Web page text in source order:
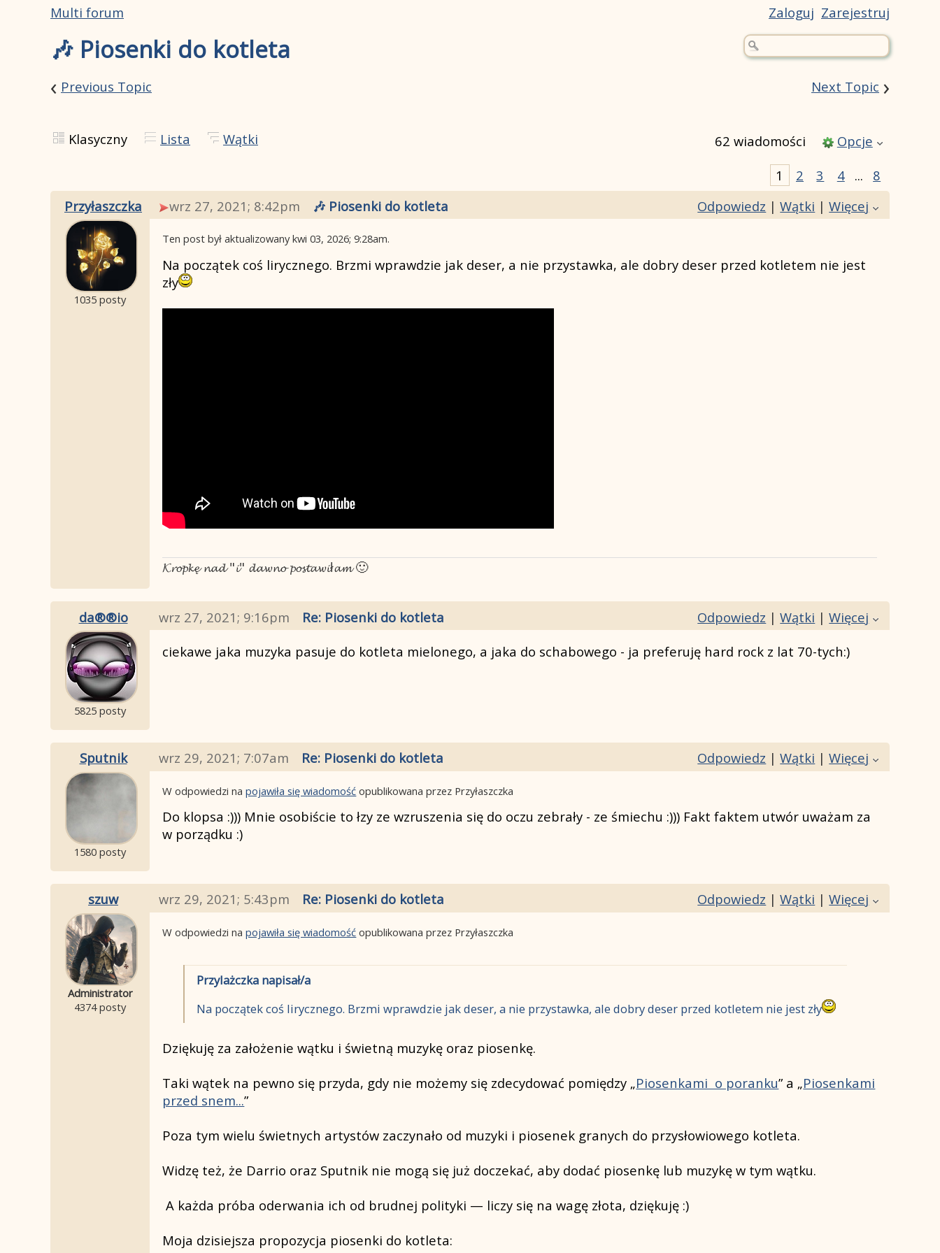
Multi forum Zaloguj Zarejestruj
🎶 Piosenki do kotleta
‹ Previous Topic Next Topic ›
Klasyczny Lista Wątki 62 wiadomości
Opcje
1
2 3 4 ...
8
Przyłaszczka
Odpowiedz |Wątki |Więcej
wrz 27, 2021; 8:42pm 🎶 Piosenki do kotleta
1035 posty
Ten post był aktualizowanykwi 03, 2026; 9:28am.
Na początek coś lirycznego. Brzmi wprawdzie jak deser, a nie przystawka, ale dobry deser przed kotletem nie jest
zły
𝓚𝓻𝓸𝓹𝓴𝓮̨ 𝓷𝓪𝓭 "𝓲" 𝓭𝓪𝔀𝓷𝓸 𝓹𝓸𝓼𝓽𝓪𝔀𝓲ł𝓪𝓶 🙂
da®®io Odpowiedz |Wątki |Więcej
wrz 27, 2021; 9:16pm Re: Piosenki do kotleta
5825 posty
ciekawe jaka muzyka pasuje do kotleta mielonego, a jaka do schabowego - ja preferuję hard rock z lat 70-tych:)
Sputnik Odpowiedz |Wątki |Więcej
wrz 29, 2021; 7:07am Re: Piosenki do kotleta
1580 posty
W odpowiedzi napojawiła się wiadomość opublikowana przez Przyłaszczka
Do klopsa :))) Mnie osobiście to łzy ze wzruszenia się do oczu zebrały - ze śmiechu :))) Fakt faktem utwór uważam za
w porządku :)
szuw Odpowiedz |Wątki |Więcej
wrz 29, 2021; 5:43pm Re: Piosenki do kotleta
Administrator
4374 posty
W odpowiedzi napojawiła się wiadomość opublikowana przez Przyłaszczka
Przylażczka napisał/a
Na początek coś lirycznego. Brzmi wprawdzie jak deser, a nie przystawka, ale dobry deser przed kotletem nie jest zły
Dziękuję za założenie wątku i świetną muzykę oraz piosenkę.
Taki wątek na pewno się przyda, gdy nie możemy się zdecydować pomiędzy „Piosenkami o poranku” a „Piosenkami
przed snem...”
Poza tym wielu świetnych artystów zaczynało od muzyki i piosenek granych do przysłowiowego kotleta.
Widzę też, że Darrio oraz Sputnik nie mogą się już doczekać, aby dodać piosenkę lub muzykę w tym wątku.
A każda próba oderwania ich od brudnej polityki — liczy się na wagę złota, dziękuję :)
Moja dzisiejsza propozycja piosenki do kotleta: